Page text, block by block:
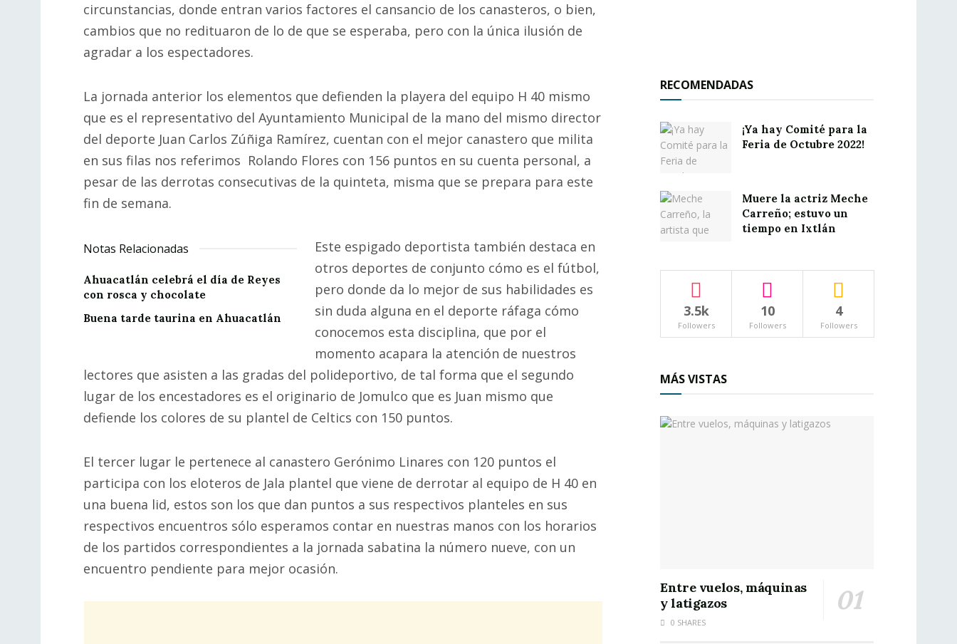
circunstancias, donde entran varios factores el cansancio de los canasteros, o bien,
cambios que no redituaron de lo de que se esperaba, pero con la única ilusión de
agradar a los espectadores.
La jornada anterior los elementos que defienden la playera del equipo H 40 mismo
que es el representativo del Ayuntamiento Municipal de la mano del mismo director
del deporte Juan Carlos Zúñiga Ramírez, cuentan con el mejor canastero que milita
en sus filas nos referimos Rolando Flores con 156 puntos en su cuenta personal, a
pesar de las derrotas consecutivas de la quinteta, misma que se prepara para este
fin de semana.
Notas Relacionadas
Ahuacatlán celebrá el día de Reyes
con rosca y chocolate
Buena tarde taurina en Ahuacatlán
Este espigado deportista también destaca en
otros deportes de conjunto cómo es el fútbol,
pero donde da lo mejor de sus habilidades es
sin duda alguna en el deporte ráfaga cómo
conocemos esta disciplina, que por el
momento acapara la atención de nuestros
lectores que asisten a las gradas del polideportivo, de tal forma que el segundo
lugar de los encestadores es el originario de Jomulco que es Juan mismo que
defiende los colores de su plantel de Celtics con 150 puntos.
El tercer lugar le pertenece al canastero Gerónimo Linares con 120 puntos el
participa con los eloteros de Jala plantel que viene de derrotar al equipo de H 40 en
una buena lid, estos son los que dan puntos a sus respectivos planteles en sus
respectivos encuentros sólo esperamos contar en nuestras manos con los horarios
de los partidos correspondientes a la jornada sabatina la número nueve, con un
encuentro pendiente para mejor ocasión.
RECOMENDADAS
¡Ya hay Comité para la
Feria de Octubre 2022!
Muere la actriz Meche
Carreño; estuvo un
tiempo en Ixtlán
3.5k
Followers
10
Followers
4
Followers
MÁS VISTAS
Entre vuelos, máquinas
y latigazos
0 SHARES